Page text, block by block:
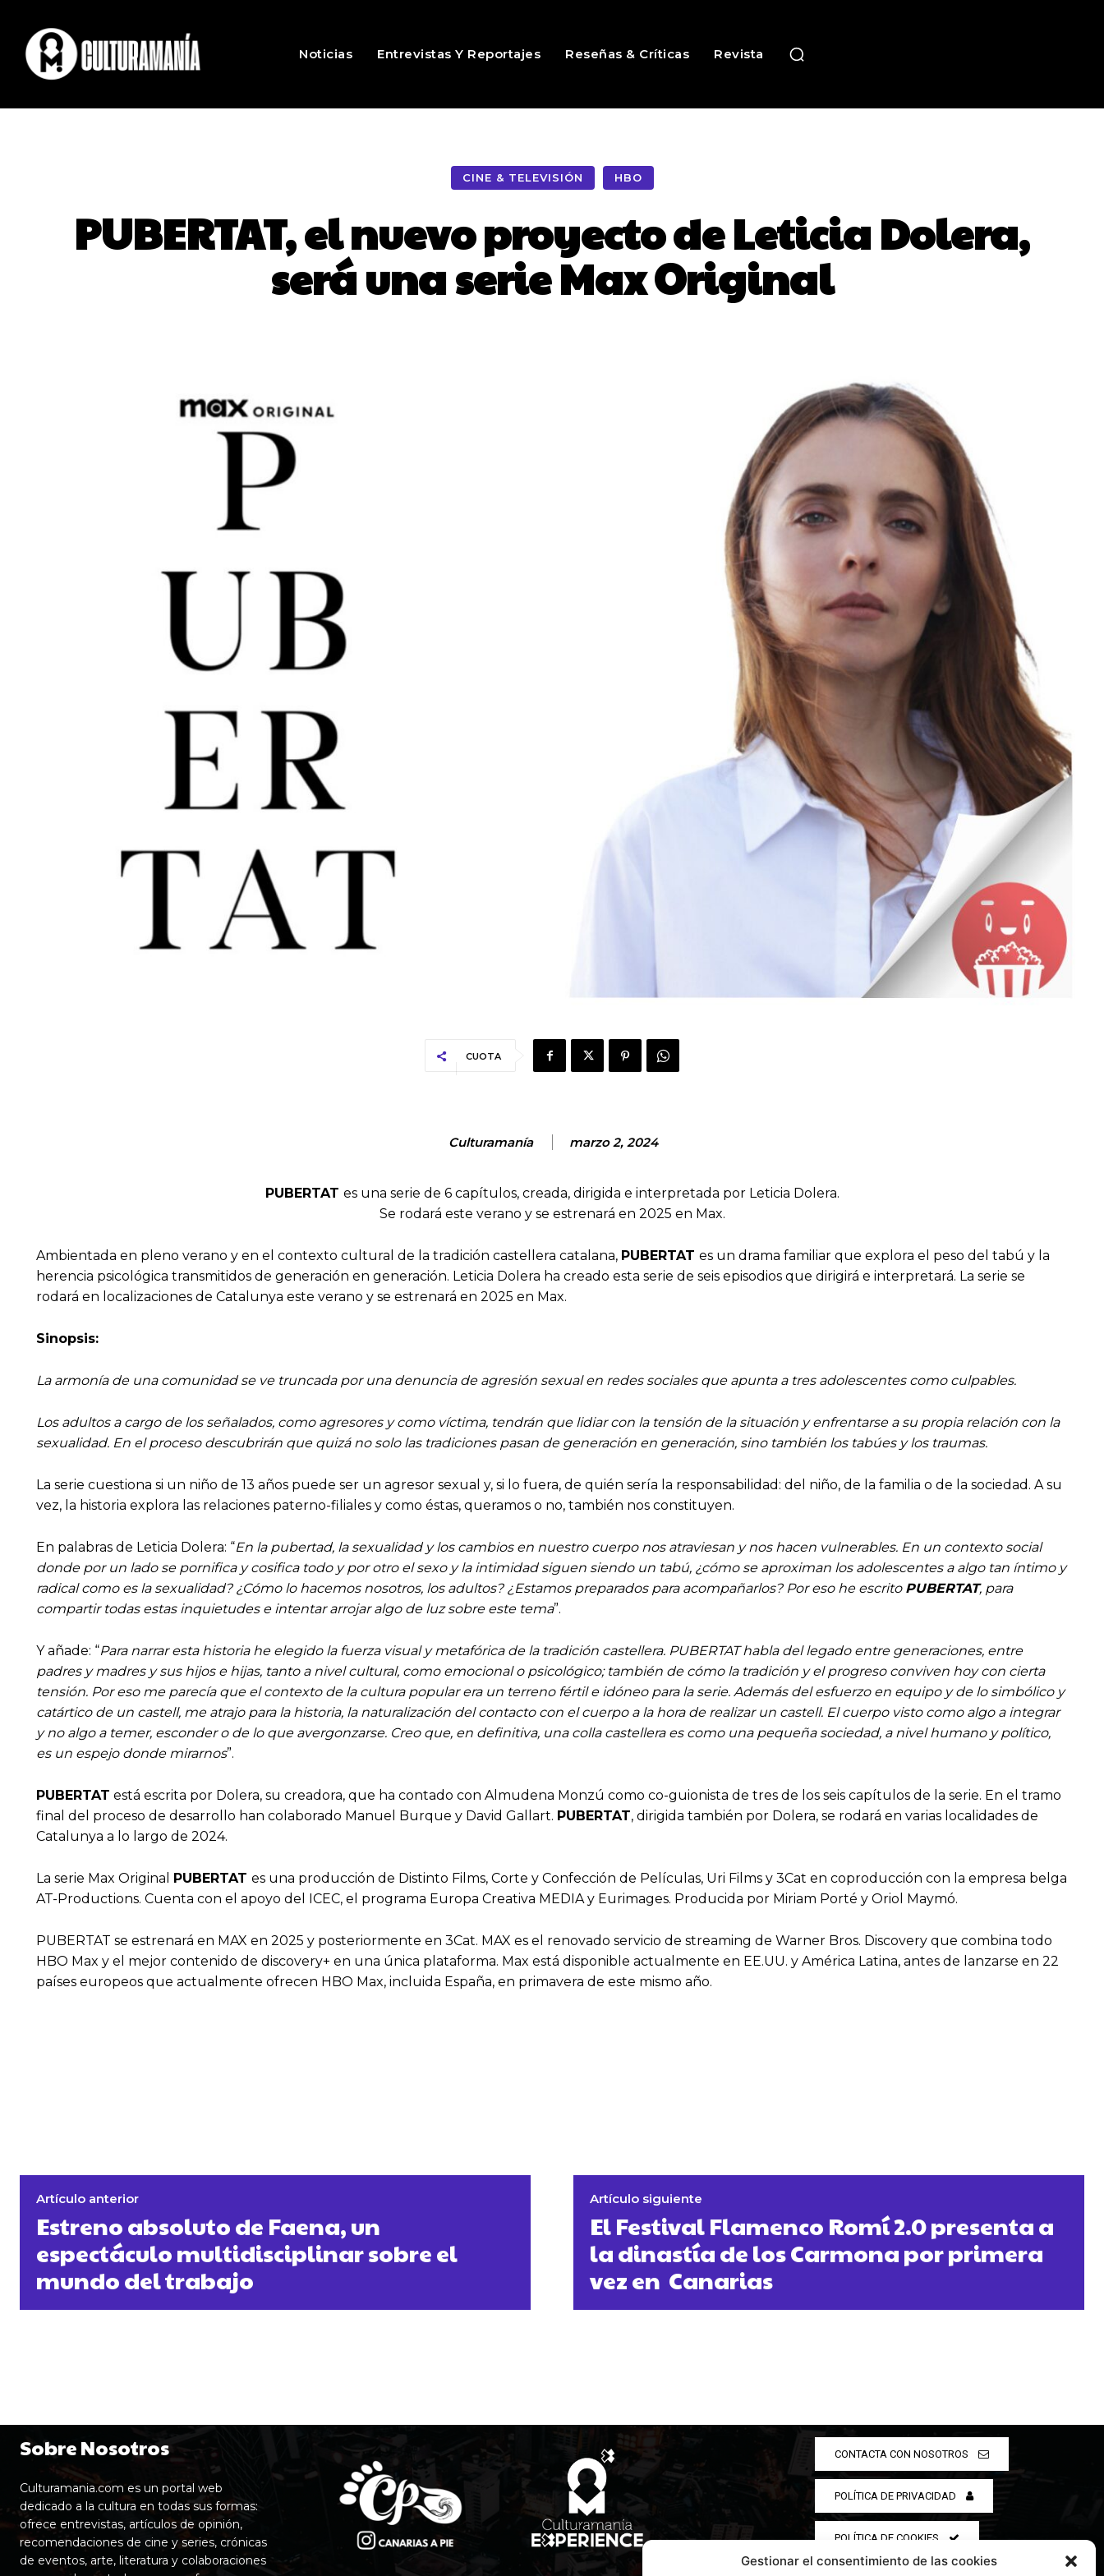
Gestionar el consentimiento de las cookies
Noticias Entrevistas Y Reportajes Reseñas & Críticas Revista
CINE & TELEVISIÓN HBO
PUBERTAT, el nuevo proyecto de Leticia Dolera,
será una serie Max Original
CUOTA
Culturamanía marzo 2, 2024
PUBERTAT es una serie de 6 capítulos, creada, dirigida e interpretada por Leticia Dolera.
Se rodará este verano y se estrenará en 2025 en Max.
Ambientada en pleno verano y en el contexto cultural de la tradición castellera catalana, PUBERTAT es un drama familiar que explora el peso del tabú y la
herencia psicológica transmitidos de generación en generación. Leticia Dolera ha creado esta serie de seis episodios que dirigirá e interpretará. La serie se
rodará en localizaciones de Catalunya este verano y se estrenará en 2025 en Max.
Sinopsis:
La armonía de una comunidad se ve truncada por una denuncia de agresión sexual en redes sociales que apunta a tres adolescentes como culpables.
Los adultos a cargo de los señalados, como agresores y como víctima, tendrán que lidiar con la tensión de la situación y enfrentarse a su propia relación con la
sexualidad. En el proceso descubrirán que quizá no solo las tradiciones pasan de generación en generación, sino también los tabúes y los traumas.
La serie cuestiona si un niño de 13 años puede ser un agresor sexual y, si lo fuera, de quién sería la responsabilidad: del niño, de la familia o de la sociedad. A su
vez, la historia explora las relaciones paterno-filiales y como éstas, queramos o no, también nos constituyen.
En palabras de Leticia Dolera: “En la pubertad, la sexualidad y los cambios en nuestro cuerpo nos atraviesan y nos hacen vulnerables. En un contexto social
donde por un lado se pornifica y cosifica todo y por otro el sexo y la intimidad siguen siendo un tabú, ¿cómo se aproximan los adolescentes a algo tan íntimo y
radical como es la sexualidad? ¿Cómo lo hacemos nosotros, los adultos? ¿Estamos preparados para acompañarlos? Por eso he escrito PUBERTAT, para
compartir todas estas inquietudes e intentar arrojar algo de luz sobre este tema”.
Y añade: “Para narrar esta historia he elegido la fuerza visual y metafórica de la tradición castellera. PUBERTAT habla del legado entre generaciones, entre
padres y madres y sus hijos e hijas, tanto a nivel cultural, como emocional o psicológico; también de cómo la tradición y el progreso conviven hoy con cierta
tensión. Por eso me parecía que el contexto de la cultura popular era un terreno fértil e idóneo para la serie. Además del esfuerzo en equipo y de lo simbólico y
catártico de un castell, me atrajo para la historia, la naturalización del contacto con el cuerpo a la hora de realizar un castell. El cuerpo visto como algo a integrar
y no algo a temer, esconder o de lo que avergonzarse. Creo que, en definitiva, una colla castellera es como una pequeña sociedad, a nivel humano y político,
es un espejo donde mirarnos”.
PUBERTAT está escrita por Dolera, su creadora, que ha contado con Almudena Monzú como co-guionista de tres de los seis capítulos de la serie. En el tramo
final del proceso de desarrollo han colaborado Manuel Burque y David Gallart. PUBERTAT, dirigida también por Dolera, se rodará en varias localidades de
Catalunya a lo largo de 2024.
La serie Max Original PUBERTAT es una producción de Distinto Films, Corte y Confección de Películas, Uri Films y 3Cat en coproducción con la empresa belga
AT-Productions. Cuenta con el apoyo del ICEC, el programa Europa Creativa MEDIA y Eurimages. Producida por Miriam Porté y Oriol Maymó.
PUBERTAT se estrenará en MAX en 2025 y posteriormente en 3Cat. MAX es el renovado servicio de streaming de Warner Bros. Discovery que combina todo
HBO Max y el mejor contenido de discovery+ en una única plataforma. Max está disponible actualmente en EE.UU. y América Latina, antes de lanzarse en 22
países europeos que actualmente ofrecen HBO Max, incluida España, en primavera de este mismo año.
Artículo anterior
Estreno absoluto de Faena, un
espectáculo multidisciplinar sobre el
mundo del trabajo
Artículo siguiente
El Festival Flamenco Romí 2.0 presenta a
la dinastía de los Carmona por primera
vez en Canarias
Sobre Nosotros
Culturamania.com es un portal web
dedicado a la cultura en todas sus formas:
ofrece entrevistas, artículos de opinión,
recomendaciones de cine y series, crónicas
de eventos, arte, literatura y colaboraciones
CONTACTA CON NOSOTROS
POLÍTICA DE PRIVACIDAD
POLÍTICA DE COOKIES